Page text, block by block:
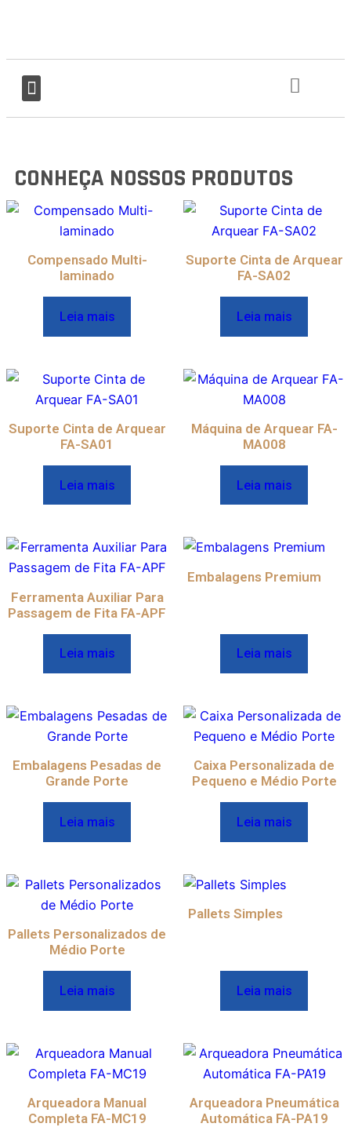
CONHEÇA NOSSOS PRODUTOS
Compensado Multi-
laminado
Leia mais
Suporte Cinta de Arquear
FA-SA02
Leia mais
Suporte Cinta de Arquear
FA-SA01
Leia mais
Máquina de Arquear FA-
MA008
Leia mais
Ferramenta Auxiliar Para
Passagem de Fita FA-APF
Leia mais
Embalagens Premium
Leia mais
Embalagens Pesadas de
Grande Porte
Leia mais
Caixa Personalizada de
Pequeno e Médio Porte
Leia mais
Pallets Personalizados de
Médio Porte
Leia mais
Pallets Simples
Leia mais
Arqueadora Manual
Completa FA-MC19
Arqueadora Pneumática
Automática FA-PA19